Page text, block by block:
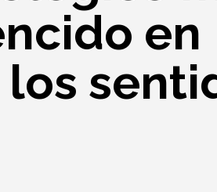
en